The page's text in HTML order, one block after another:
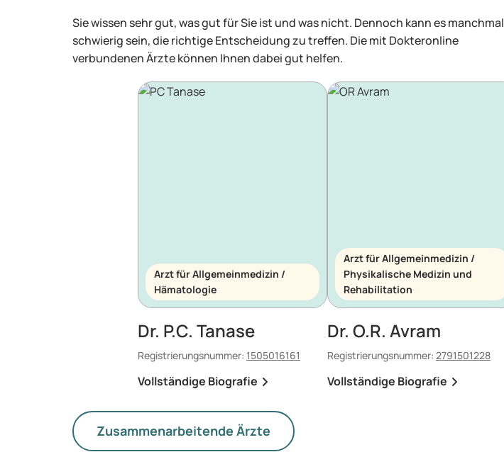
Sie wissen sehr gut, was gut für Sie ist und was nicht. Dennoch kann es manchmal
schwierig sein, die richtige Entscheidung zu treffen. Die mit Dokteronline
verbundenen Ärzte können Ihnen dabei gut helfen.
Arzt für Allgemeinmedizin /
Hämatologie
Dr. P.C. Tanase
Registrierungsnummer: 1505016161
Vollständige Biografie
Arzt für Allgemeinmedizin /
Physikalische Medizin und
Rehabilitation
Dr. O.R. Avram
Registrierungsnummer: 2791501228
Vollständige Biografie
Zusammenarbeitende Ärzte